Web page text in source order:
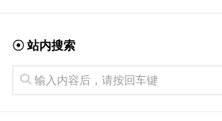
☉ 站内搜索